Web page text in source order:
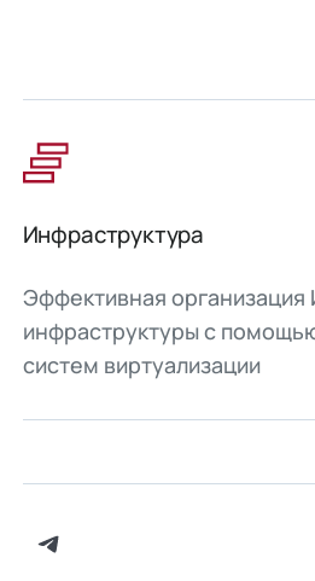
Инфраструктура
Эффективная организация
инфраструктуры с
систем виртуализации